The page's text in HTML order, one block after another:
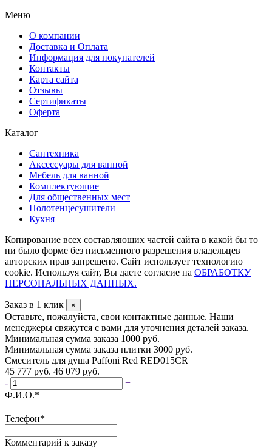
Меню
О компании
Доставка и Оплата
Информация для покупателей
Контакты
Карта сайта
Отзывы
Сертификаты
Оферта
Каталог
Сантехника
Аксессуары для ванной
Мебель для ванной
Комплектующие
Для общественных мест
Полотенцесушители
Кухня
Копирование всех составляющих частей сайта в какой бы то
ни было форме без письменного разрешения владельцев
авторских прав запрещено. Сайт использует технологию
cookie. Используя сайт, Вы даете согласие на ОБРАБОТКУ
ПЕРСОНАЛЬНЫХ ДАННЫХ.
Заказ в 1 клик ×
Оставьте, пожалуйста, свои контактные данные. Наши
менеджеры свяжутся с вами для уточнения деталей заказа.
Минимальная сумма заказа 1000 руб.
Минимальная сумма заказа плитки 3000 руб.
Смеситель для душа Paffoni Red RED015CR
45 777 руб. 46 079 руб.
-
+
Ф.И.О.*
Телефон*
Комментарий к заказу